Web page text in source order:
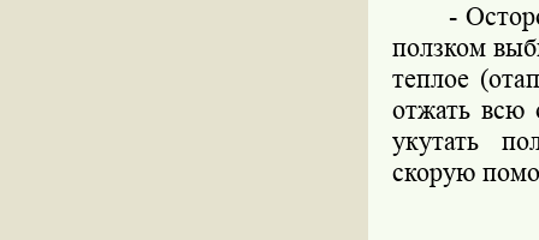
-
ползком
теплое
отжать всю
укутать
скорую